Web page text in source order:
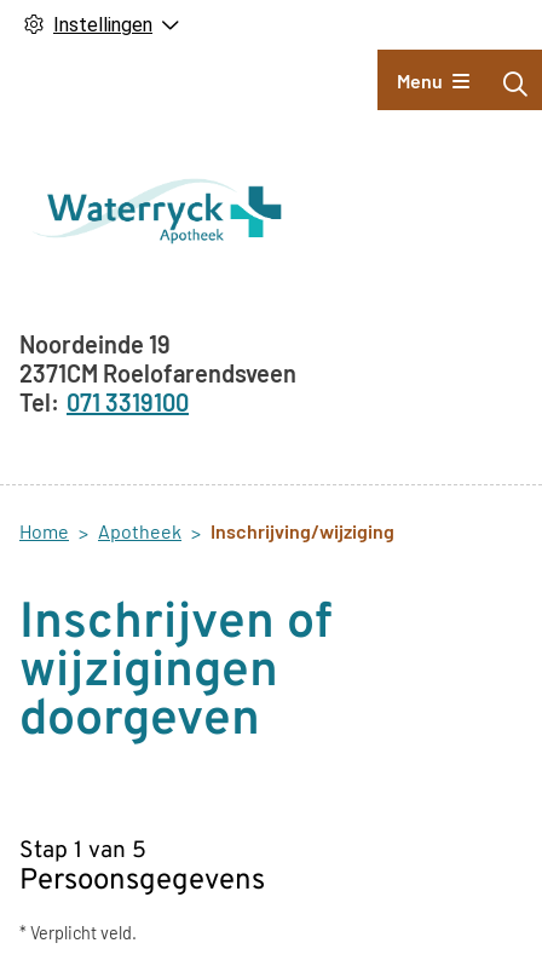
Instellingen
Hoofdmenu
Menu
Adresgegevens
Noordeinde 19
2371CM Roelofarendsveen
071 3319100
Home Apotheek Inschrijving/wijziging
Inschrijven of
wijzigingen
doorgeven
Stap 1 van 5
Persoonsgegevens
* Verplicht veld.